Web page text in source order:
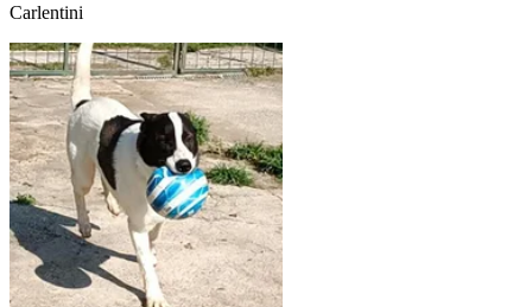
Carlentini